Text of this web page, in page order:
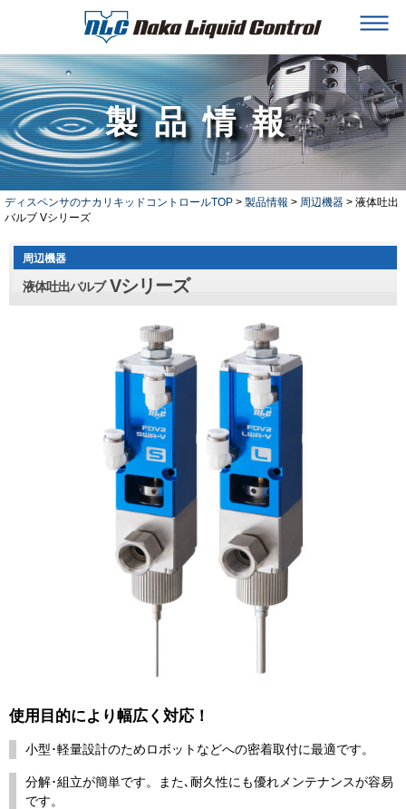
製品情報
ディスペンサのナカリキッドコントロールTOP > 製品情報 > 周辺機器 > 液体吐出
バルブ Vシリーズ
周辺機器
液体吐出バルブ Vシリーズ
使用目的により幅広く対応！
小型･軽量設計のためロボットなどへの密着取付に最適です。
分解･組立が簡単です。また､耐久性にも優れメンテナンスが容易
です。